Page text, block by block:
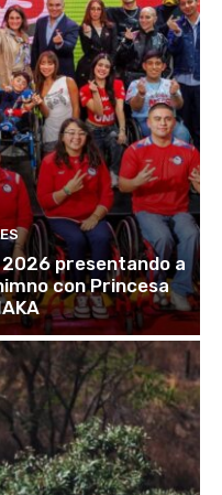
presentando a
con Princesa